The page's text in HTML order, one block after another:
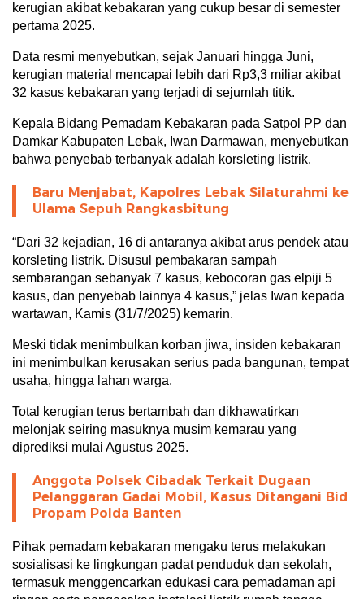
kerugian akibat kebakaran yang cukup besar di semester
pertama 2025.
Data resmi menyebutkan, sejak Januari hingga Juni,
kerugian material mencapai lebih dari Rp3,3 miliar akibat
32 kasus kebakaran yang terjadi di sejumlah titik.
Kepala Bidang Pemadam Kebakaran pada Satpol PP dan
Damkar Kabupaten Lebak, Iwan Darmawan, menyebutkan
bahwa penyebab terbanyak adalah korsleting listrik.
Baru Menjabat, Kapolres Lebak Silaturahmi ke
Ulama Sepuh Rangkasbitung
“Dari 32 kejadian, 16 di antaranya akibat arus pendek atau
korsleting listrik. Disusul pembakaran sampah
sembarangan sebanyak 7 kasus, kebocoran gas elpiji 5
kasus, dan penyebab lainnya 4 kasus,” jelas Iwan kepada
wartawan, Kamis (31/7/2025) kemarin.
Meski tidak menimbulkan korban jiwa, insiden kebakaran
ini menimbulkan kerusakan serius pada bangunan, tempat
usaha, hingga lahan warga.
Total kerugian terus bertambah dan dikhawatirkan
melonjak seiring masuknya musim kemarau yang
diprediksi mulai Agustus 2025.
Anggota Polsek Cibadak Terkait Dugaan
Pelanggaran Gadai Mobil, Kasus Ditangani Bid
Propam Polda Banten
Pihak pemadam kebakaran mengaku terus melakukan
sosialisasi ke lingkungan padat penduduk dan sekolah,
termasuk menggencarkan edukasi cara pemadaman api